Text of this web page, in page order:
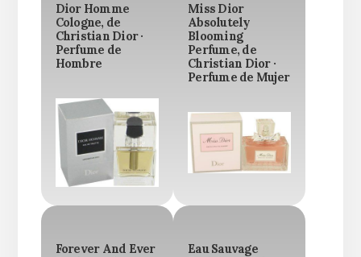
Dior Homme
Cologne, de
Christian Dior ·
Perfume de
Hombre
Miss Dior
Absolutely
Blooming
Perfume, de
Christian Dior ·
Perfume de Mujer
Forever And Ever
Eau Sauvage